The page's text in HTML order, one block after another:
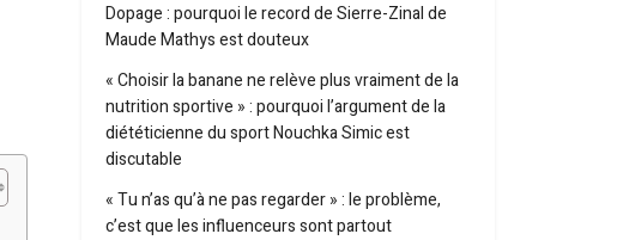
Dopage : pourquoi le record de Sierre-Zinal de
Maude Mathys est douteux
« Choisir la banane ne relève plus vraiment de la
nutrition sportive » : pourquoi l’argument de la
diététicienne du sport Nouchka Simic est
discutable
« Tu n’as qu’à ne pas regarder » : le problème,
c’est que les influenceurs sont partout